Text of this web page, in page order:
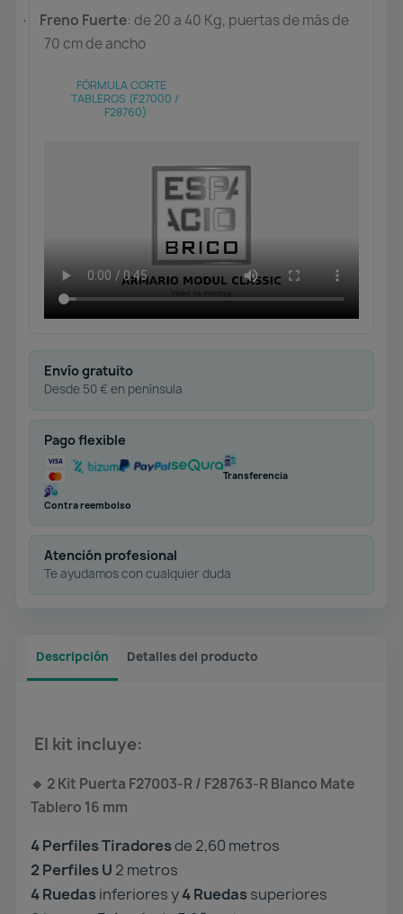
· Freno Fuerte: de 20 a 40 Kg, puertas de más de
70 cm de ancho
FÓRMULA CORTE
TABLEROS (F27000 /
F28760)
Envío gratuito
Desde 50 € en península
Pago flexible
Transferencia
Contra reembolso
Atención profesional
Te ayudamos con cualquier duda
Descripción Detalles del producto
El kit incluye:
🔹 2 Kit Puerta F27003-R / F28763-R Blanco Mate
Tablero 16 mm
4 Perfiles Tiradoresde 2,60 metros
2 Perfiles U 2 metros
4 Ruedasinferiores y4 Ruedassuperiores